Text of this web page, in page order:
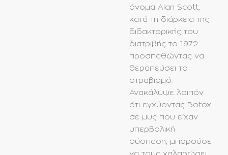
όνομα Alan Scott,
κατά τη διάρκεια της
διδακτορικής του
διατριβής το 1972
προσπαθώντας να
θεραπεύσει το
στραβισμό.
Ανακάλυψε λοιπόν
ότι εγχύοντας Botox
σε μυς που είχαν
υπερβολική
σύσπαση, μπορούσε